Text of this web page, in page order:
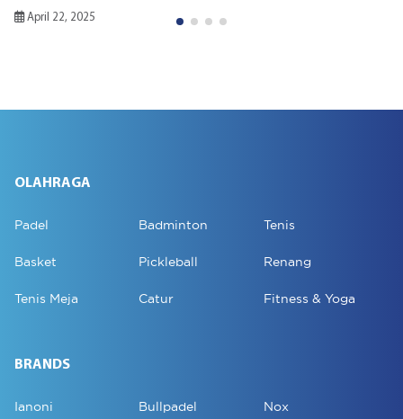
OLAHRAGA
Padel Badminton Tenis
Basket Pickleball Renang
Tenis Meja Catur Fitness & Yoga
BRANDS
Ianoni Bullpadel Nox